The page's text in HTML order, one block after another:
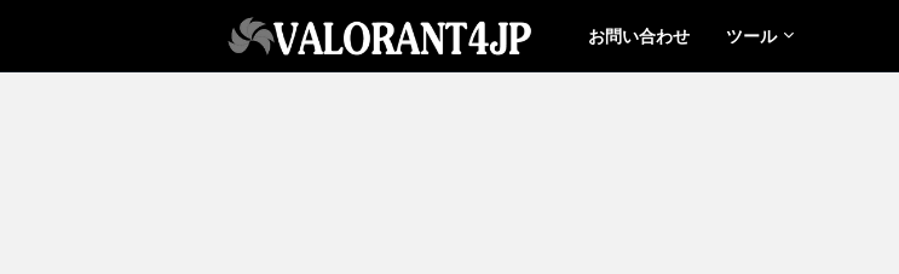
お問い合わせ ツール